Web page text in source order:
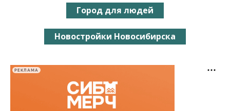
Город для людей
Новостройки Новосибирска
РЕКЛАМА